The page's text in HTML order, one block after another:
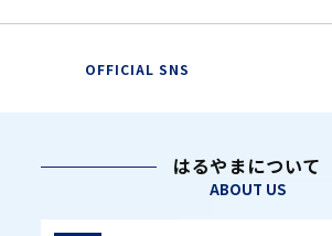
OFFICIAL SNS
はるやまについて
ABOUT US